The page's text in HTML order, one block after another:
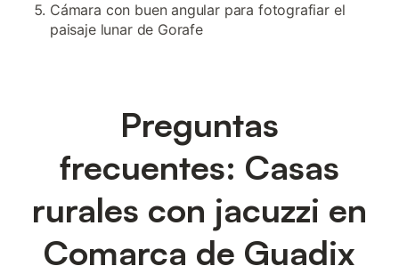
Cámara con buen angular para fotografiar el
paisaje lunar de Gorafe
Preguntas
frecuentes: Casas
rurales con jacuzzi en
Comarca de Guadix